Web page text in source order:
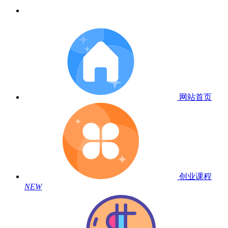
网站首页
创业课程
NEW